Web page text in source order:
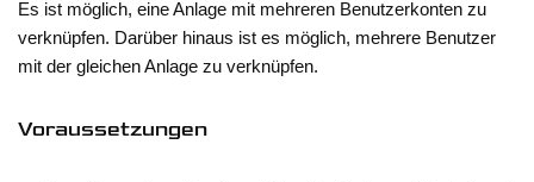
Es ist möglich, eine Anlage mit mehreren Benutzerkonten zu
verknüpfen. Darüber hinaus ist es möglich, mehrere Benutzer
mit der gleichen Anlage zu verknüpfen.
Voraussetzungen